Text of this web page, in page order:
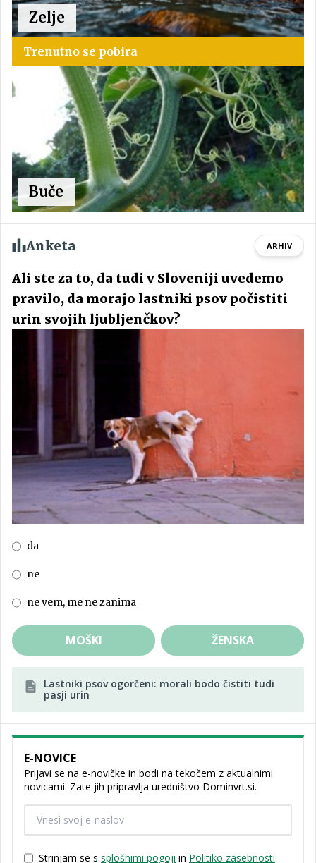
Zelje
Trenutno se pobira
Buče
Anketa ARHIV
Ali ste za to, da tudi v Sloveniji uvedemo
pravilo, da morajo lastniki psov počistiti
urin svojih ljubljenčkov?
da
ne
ne vem, me ne zanima
MOŠKI ŽENSKA
Lastniki psov ogorčeni: morali bodo čistiti tudi
pasji urin
E-NOVICE
Prijavi se na e-novičke in bodi na tekočem z aktualnimi
novicami. Zate jih pripravlja uredništvo Dominvrt.si.
Strinjam se s splošnimi pogoji in Politiko zasebnosti.